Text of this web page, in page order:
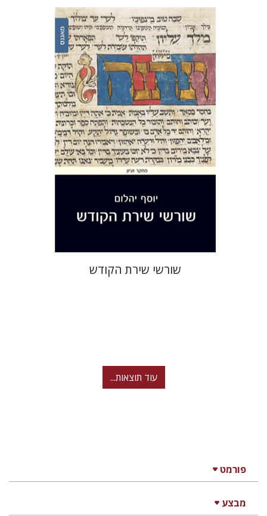
פורמט
מבצע
יוסף יהלום
הנחת אתר ספר מודפס
$35
$32
שורשי שירת הקודש
עוד תוצאות...